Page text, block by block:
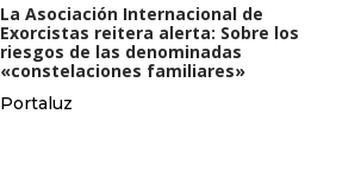
La Asociación Internacional de
Exorcistas reitera alerta: Sobre los
riesgos de las denominadas
«constelaciones familiares»
Portaluz